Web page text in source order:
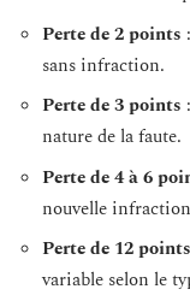
Perte de 2 points
sans infraction.
Perte de 3 points
nature de la faute.
Perte de 4 à 6
nouvelle
Perte de 12 points
variable selon le